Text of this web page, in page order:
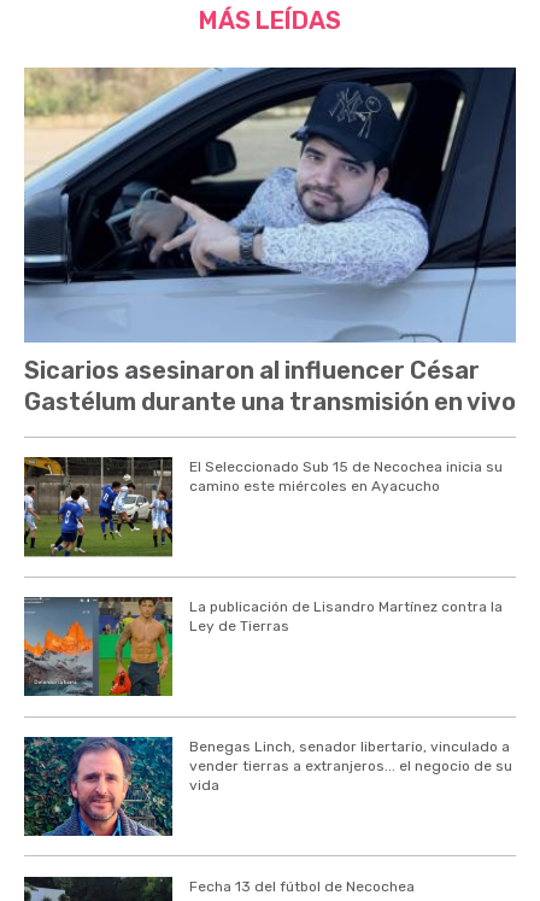
MÁS LEÍDAS
Sicarios asesinaron al influencer César
Gastélum durante una transmisión en vivo
El Seleccionado Sub 15 de Necochea inicia su
camino este miércoles en Ayacucho
La publicación de Lisandro Martínez contra la
Ley de Tierras
Benegas Linch, senador libertario, vinculado a
vender tierras a extranjeros... el negocio de su
vida
Fecha 13 del fútbol de Necochea